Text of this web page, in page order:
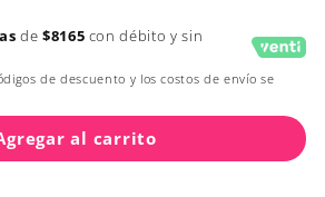
de $8165 con débito y sin
de descuento y los costos de envío se
al carrito